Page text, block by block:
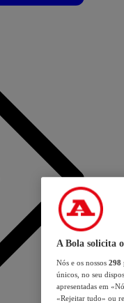
A Bola solicita
Nós e os nossos 298
únicos, no seu
apresentadas em
«Rejeitar tudo» ou